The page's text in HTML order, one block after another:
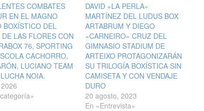
COMBATES
EN EL MAGNO
BOXÍSTICO DEL
LAS FLORES CON
76, SPORTING
CACHORRO,
LUCIANO TEAM
NOIA.
DAVID «LA PERLA»
MARTÍNEZ DEL LUDUS BOX
ARTABRUM Y DIEGO
«CARNEIRO» CRUZ DEL
GIMNASIO STADIUM DE
ARTEIXO PROTAGONIZARÁN
SU TRILOGÍA BOXÍSTICA SIN
CAMISETA Y CON VENDAJE
DURO
20 agosto, 2023
En «Entrevista»